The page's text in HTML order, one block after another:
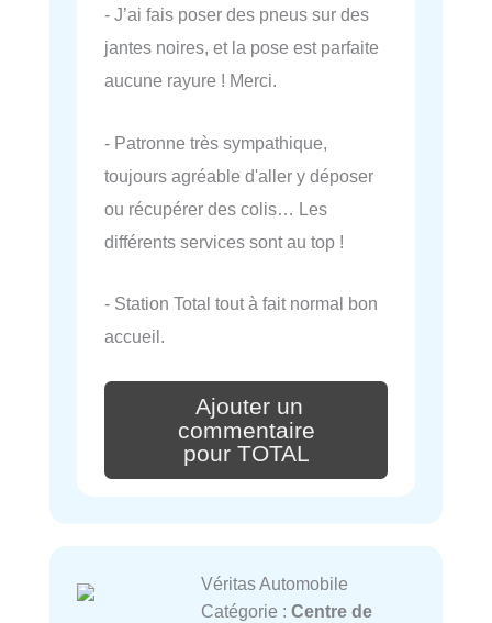
- J’ai fais poser des pneus sur des
jantes noires, et la pose est parfaite
aucune rayure ! Merci.
- Patronne très sympathique,
toujours agréable d'aller y déposer
ou récupérer des colis… Les
différents services sont au top !
- Station Total tout à fait normal bon
accueil.
Ajouter un
commentaire
pour TOTAL
Véritas Automobile
Catégorie : Centre de